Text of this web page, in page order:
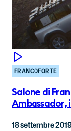
FRANCOFORTE
Salone di
Ambassador,
18 settembre 2019